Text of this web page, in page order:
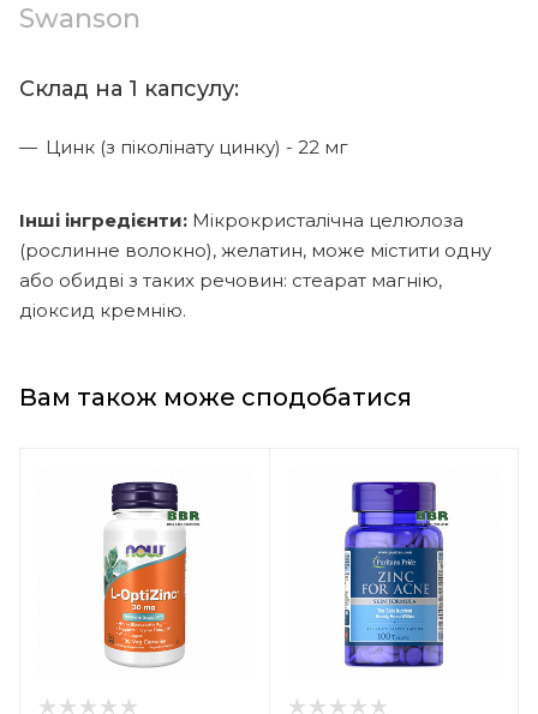
Swanson
Склад на 1 капсулу:
Цинк (з піколінату цинку) - 22 мг
Інші інгредієнти: Мікрокристалічна целюлоза
(рослинне волокно), желатин, може містити одну
або обидві з таких речовин: стеарат магнію,
діоксид кремнію.
Вам також може сподобатися